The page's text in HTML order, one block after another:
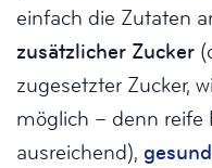
einfach die Zutaten
zusätzlicher Zucker
zugesetzter Zucker,
möglich – denn reife
ausreichend),